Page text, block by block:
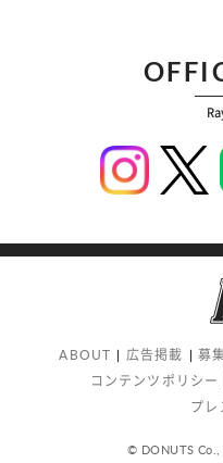
ABOUT 広告掲載 募
コンテンツポリシー
プレ
© DONUTS